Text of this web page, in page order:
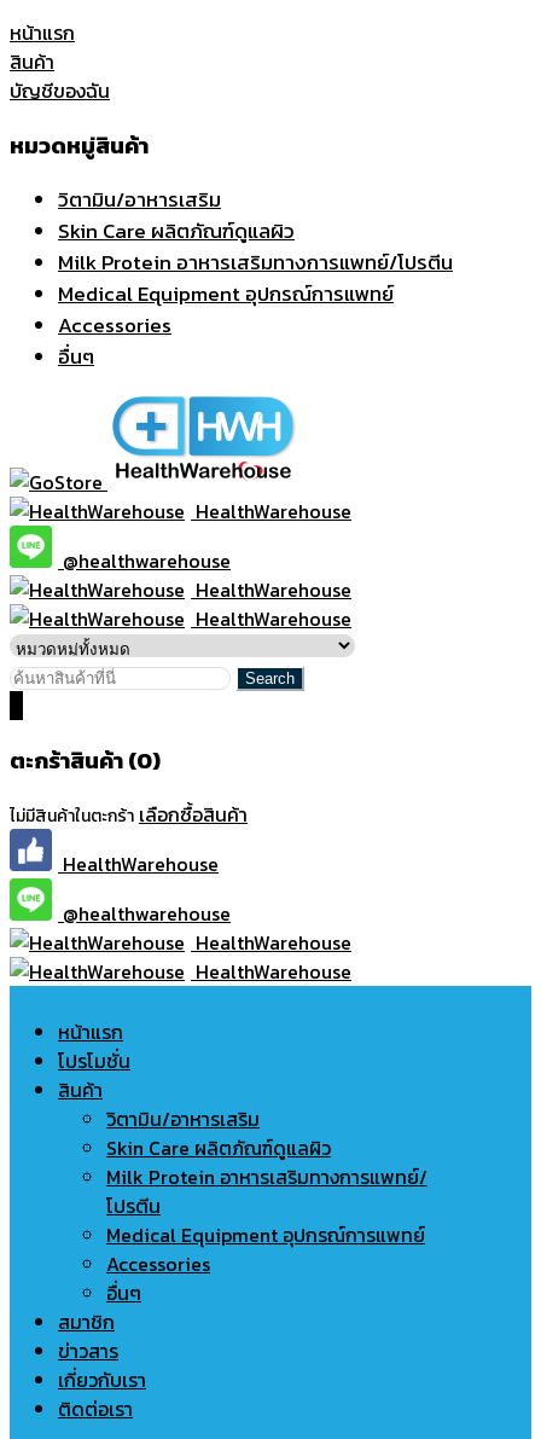
หน้าแรก
สินค้า
บัญชีของฉัน
หมวดหมู่สินค้า
วิตามิน/อาหารเสริม
Skin Care ผลิตภัณฑ์ดูแลผิว
Milk Protein อาหารเสริมทางการแพทย์/โปรตีน
Medical Equipment อุปกรณ์การแพทย์
Accessories
อื่นๆ
HealthWarehouse
@healthwarehouse
HealthWarehouse
HealthWarehouse
ตะกร้าสินค้า (0)
ไม่มีสินค้าในตะกร้า เลือกซื้อสินค้า
HealthWarehouse
@healthwarehouse
HealthWarehouse
HealthWarehouse
หน้าแรก
โปรโมชั่น
สินค้า
วิตามิน/อาหารเสริม
Skin Care ผลิตภัณฑ์ดูแลผิว
Milk Protein อาหารเสริมทางการแพทย์/
โปรตีน
Medical Equipment อุปกรณ์การแพทย์
Accessories
อื่นๆ
สมาชิก
ข่าวสาร
เกี่ยวกับเรา
ติดต่อเรา